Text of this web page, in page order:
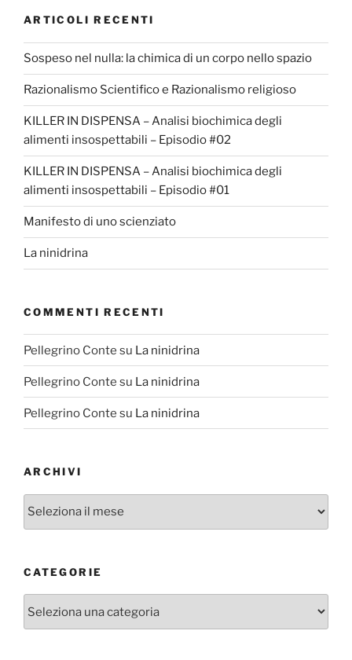
ARTICOLI RECENTI
Sospeso nel nulla: la chimica di un corpo nello spazio
Razionalismo Scientifico e Razionalismo religioso
KILLER IN DISPENSA – Analisi biochimica degli
alimenti insospettabili – Episodio #02
KILLER IN DISPENSA – Analisi biochimica degli
alimenti insospettabili – Episodio #01
Manifesto di uno scienziato
La ninidrina
COMMENTI RECENTI
Pellegrino Conte su La ninidrina
Pellegrino Conte su La ninidrina
Pellegrino Conte su La ninidrina
ARCHIVI
Archivi
CATEGORIE